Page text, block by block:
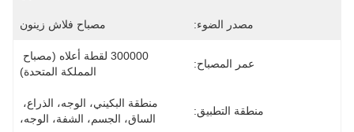
مصدر الضوء: مصباح فلاش زينون
عمر المصباح:
المملكة المتحدة)
منطقة التطبيق:
الساق، الجسم، الشفة، الوجه،